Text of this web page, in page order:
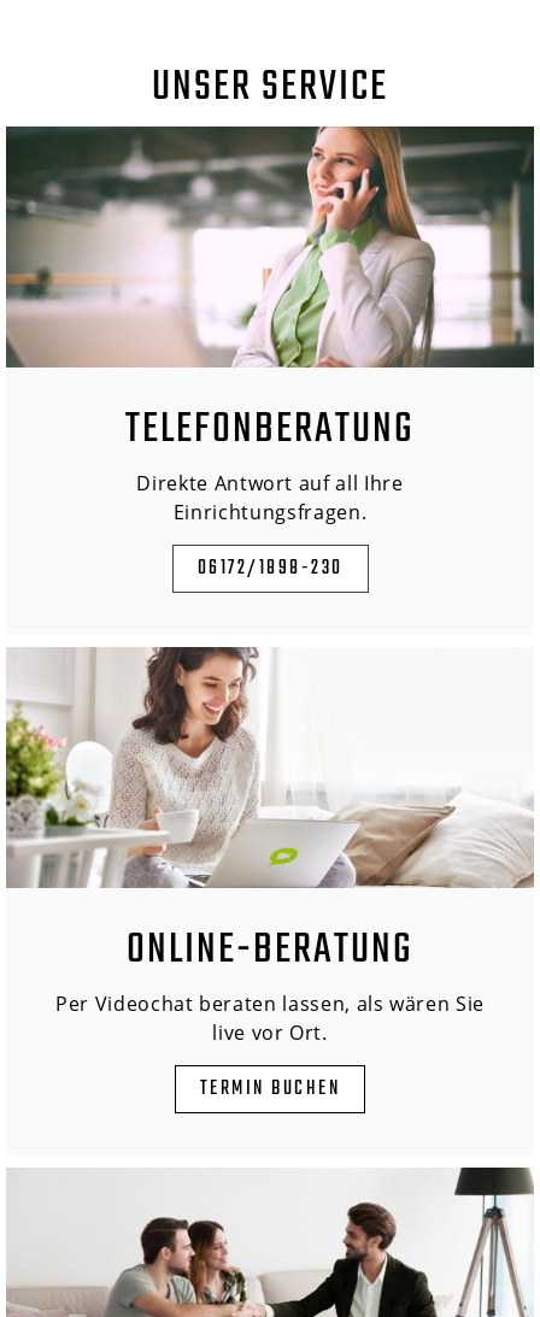
UNSER SERVICE
TELEFONBERATUNG
Direkte Antwort auf all Ihre
Einrichtungsfragen.
06172/1898-230
ONLINE-BERATUNG
Per Videochat beraten lassen, als wären Sie
live vor Ort.
TERMIN BUCHEN